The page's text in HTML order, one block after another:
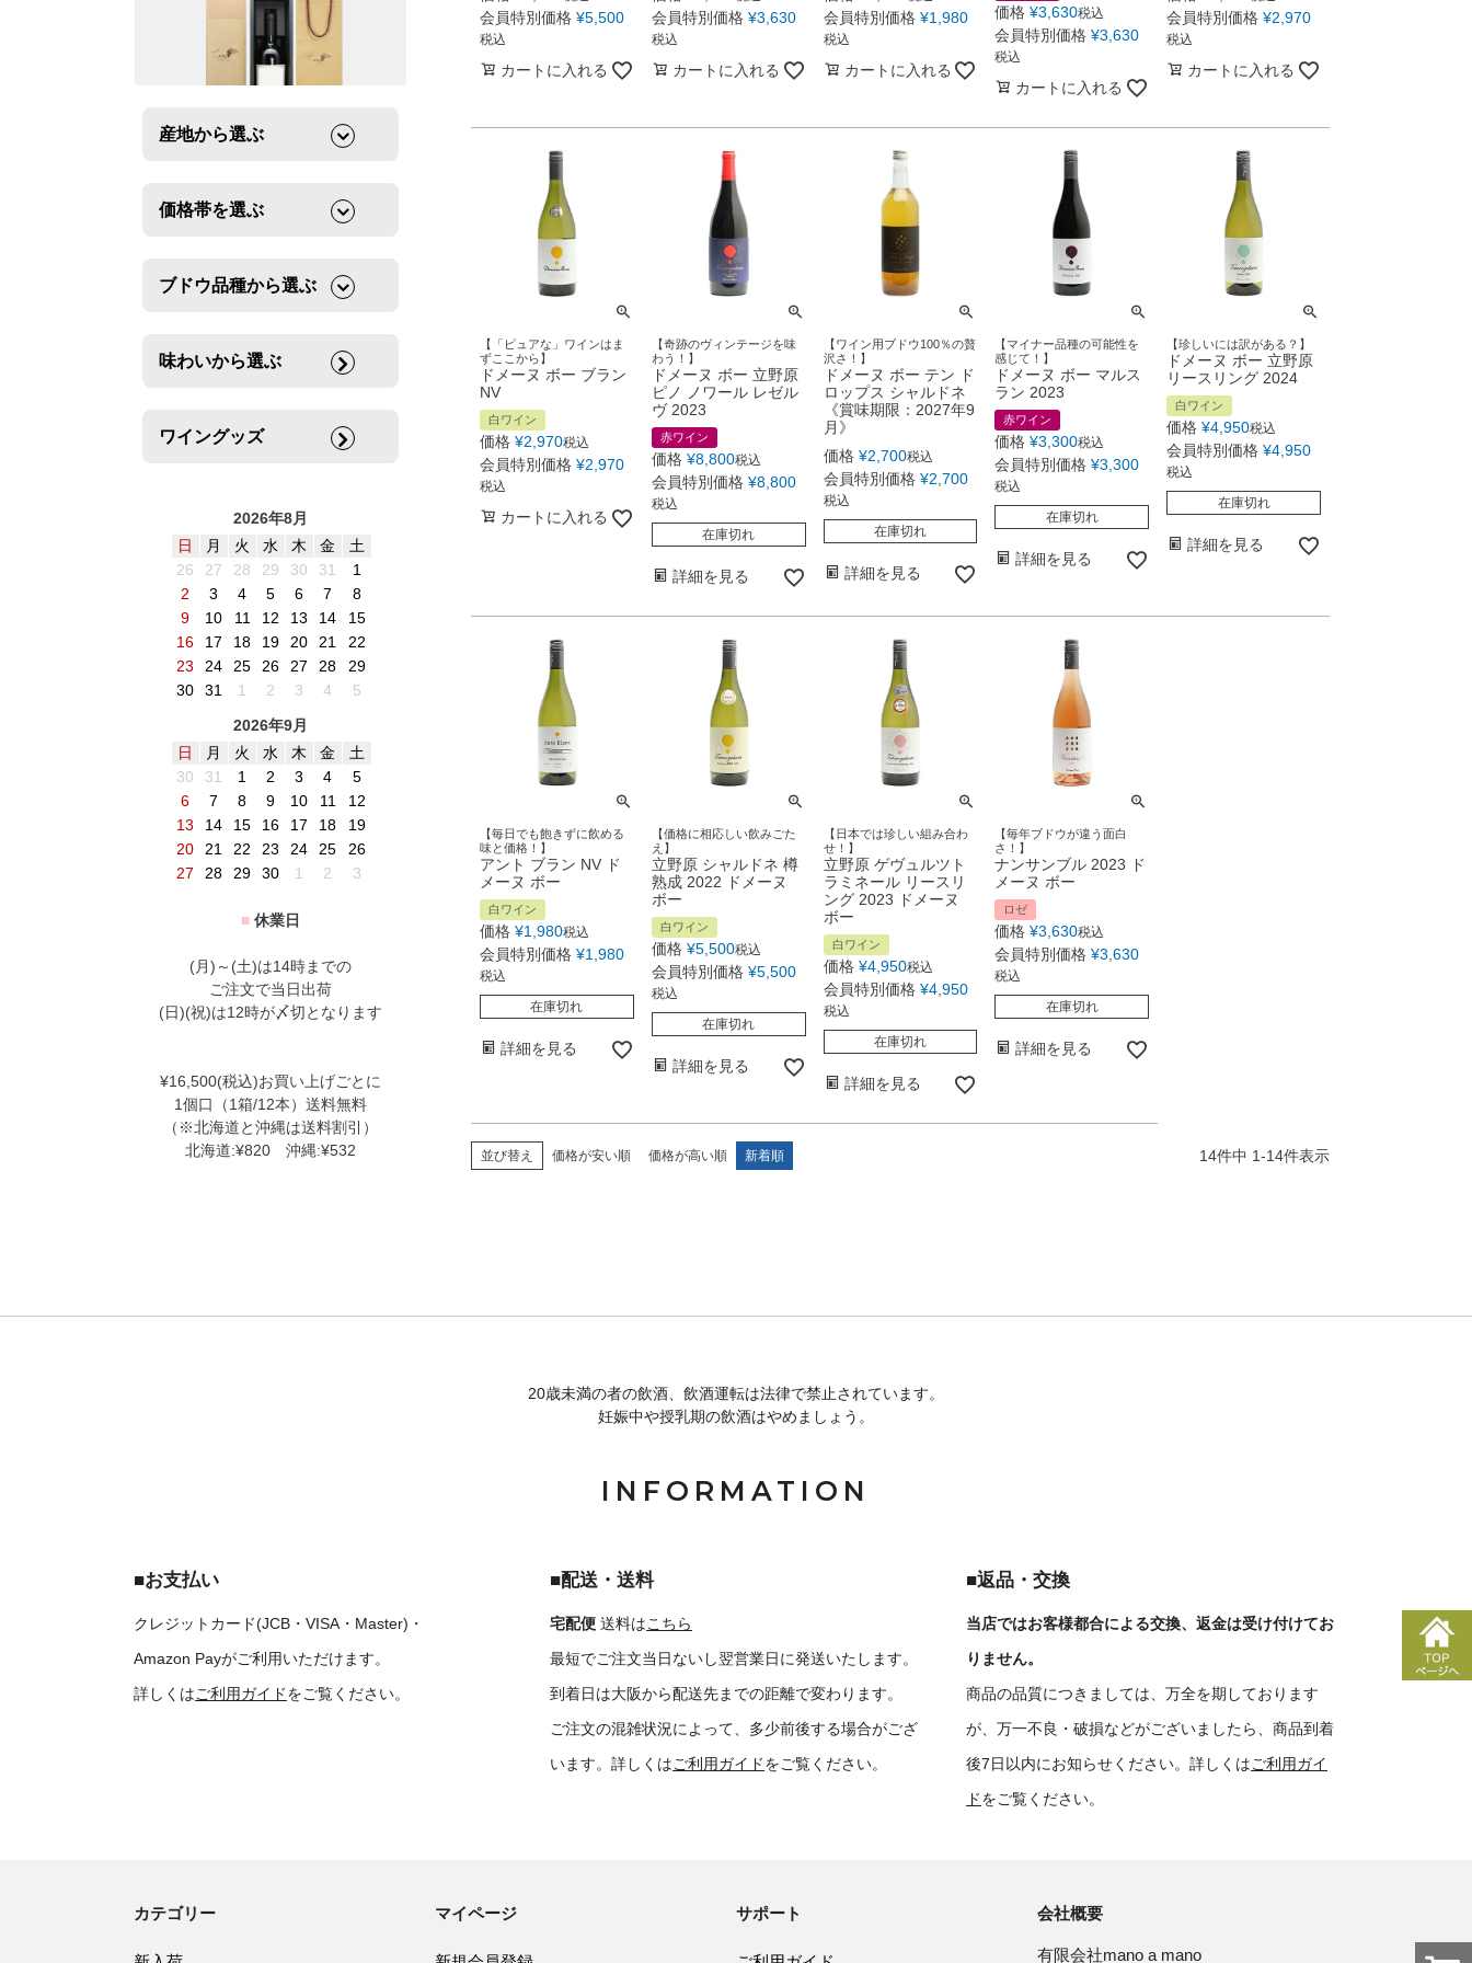
産地から選ぶ
価格帯を選ぶ
ブドウ品種から選ぶ
味わいから選ぶ
ワイングッズ
2026年8月
日
月 火 水 木 金
土
26
27 28 29 30 31
1
2
3 4 5 6 7
8
9
10 11 12 13 14
15
16
17 18 19 20 21
22
23
24 25 26 27 28
29
30
31 1 2 3 4
5
2026年9月
日
月 火 水 木 金
土
30
31 1 2 3 4
5
6
7 8 9 10 11
12
13
14 15 16 17 18
19
20
21 22 23 24 25
26
27
28 29 30 1 2 3
■ 休業日
(月)～(土)は14時までの
ご注文で当日出荷
(日)(祝)は12時が〆切となります
¥16,500(税込)お買い上げごとに
1個口（1箱/12本）送料無料
（※北海道と沖縄は送料割引）
北海道:¥820 沖縄:¥532
会員特別価格 ¥5,500
税込
カートに入れる
会員特別価格 ¥3,630
税込
カートに入れる
会員特別価格 ¥1,980
税込
カートに入れる
価格 ¥3,630税込
会員特別価格 ¥3,630
税込
カートに入れる
会員特別価格 ¥2,970
税込
カートに入れる
【「ピュアな」ワインはま
ずここから】
ドメーヌ ボー ブラン
NV
白ワイン
価格 ¥2,970税込
会員特別価格 ¥2,970
税込
カートに入れる
【奇跡のヴィンテージを味
わう！】
ドメーヌ ボー 立野原
ピノ ノワール レゼル
ヴ 2023
赤ワイン
価格 ¥8,800税込
会員特別価格 ¥8,800
税込
在庫切れ
詳細を見る
【ワイン用ブドウ100％の贅
沢さ！】
ドメーヌ ボー テン ド
ロップス シャルドネ
《賞味期限：2027年9
月》
価格 ¥2,700税込
会員特別価格 ¥2,700
税込
在庫切れ
詳細を見る
【マイナー品種の可能性を
感じて！】
ドメーヌ ボー マルス
ラン 2023
赤ワイン
価格 ¥3,300税込
会員特別価格 ¥3,300
税込
在庫切れ
詳細を見る
【珍しいには訳がある？】
ドメーヌ ボー 立野原
リースリング 2024
白ワイン
価格 ¥4,950税込
会員特別価格 ¥4,950
税込
在庫切れ
詳細を見る
【毎日でも飽きずに飲める
味と価格！】
アント ブラン NV ド
メーヌ ボー
白ワイン
価格 ¥1,980税込
会員特別価格 ¥1,980
税込
在庫切れ
詳細を見る
【価格に相応しい飲みごた
え】
立野原 シャルドネ 樽
熟成 2022 ドメーヌ
ボー
白ワイン
価格 ¥5,500税込
会員特別価格 ¥5,500
税込
在庫切れ
詳細を見る
【日本では珍しい組み合わ
せ！】
立野原 ゲヴュルツト
ラミネール リースリ
ング 2023 ドメーヌ
ボー
白ワイン
価格 ¥4,950税込
会員特別価格 ¥4,950
税込
在庫切れ
詳細を見る
【毎年ブドウが違う面白
さ！】
ナンサンブル 2023 ド
メーヌ ボー
ロゼ
価格 ¥3,630税込
会員特別価格 ¥3,630
税込
在庫切れ
詳細を見る
並び替え 価格が安い順 価格が高い順 新着順 14件中 1-14件表示
20歳未満の者の飲酒、飲酒運転は法律で禁止されています。
妊娠中や授乳期の飲酒はやめましょう。
INFORMATION
■お支払い
クレジットカード(JCB・VISA・Master)・
Amazon Payがご利用いただけます。
詳しくはご利用ガイドをご覧ください。
■配送・送料
宅配便 送料はこちら
最短でご注文当日ないし翌営業日に発送いたします。
到着日は大阪から配送先までの距離で変わります。
ご注文の混雑状況によって、多少前後する場合がござ
います。詳しくはご利用ガイドをご覧ください。
■返品・交換
当店ではお客様都合による交換、返金は受け付けてお
りません。
商品の品質につきましては、万全を期しております
が、万一不良・破損などがございましたら、商品到着
後7日以内にお知らせください。詳しくはご利用ガイ
ドをご覧ください。
カテゴリー マイページ サポート 会社概要
有限会社mano a mano